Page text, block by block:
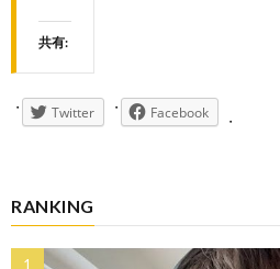
共有:
Twitter Facebook
RANKING